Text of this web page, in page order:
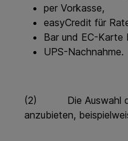
per Vorkasse,
easyCredit für
Bar und EC-Karte
UPS-Nachnahme.
(2) Die Auswahl der
anzubieten,